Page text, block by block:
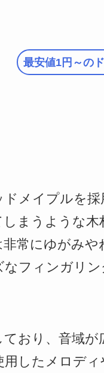
最安値1円～の
メイプルを
まうような
常にゆがみ
フィンガリ
おり、音域
したメロデ